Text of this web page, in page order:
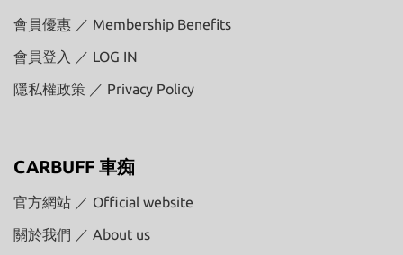
會員優惠 ／ Membership Benefits
會員登入 ／ LOG IN
隱私權政策 ／ Privacy Policy
CARBUFF 車痴
官方網站 ／ Official website
關於我們 ／ About us